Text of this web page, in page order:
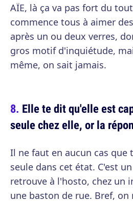
AÏE, là ça va pas fort du
commence tous à aimer
après un ou deux verres,
gros motif d'inquiétude,
même, on sait jamais.
Elle te dit qu'elle est
seule chez elle, or la
Il ne faut en aucun cas que
seule dans cet état. C'est
retrouve à l'hosto, chez un
une baston de rue. Bref, on